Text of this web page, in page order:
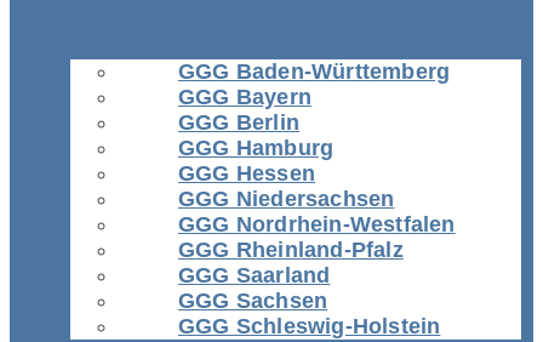
GGG Baden-Württemberg
GGG Bayern
GGG Berlin
GGG Hamburg
GGG Hessen
GGG Niedersachsen
GGG Nordrhein-Westfalen
GGG Rheinland-Pfalz
GGG Saarland
GGG Sachsen
GGG Schleswig-Holstein